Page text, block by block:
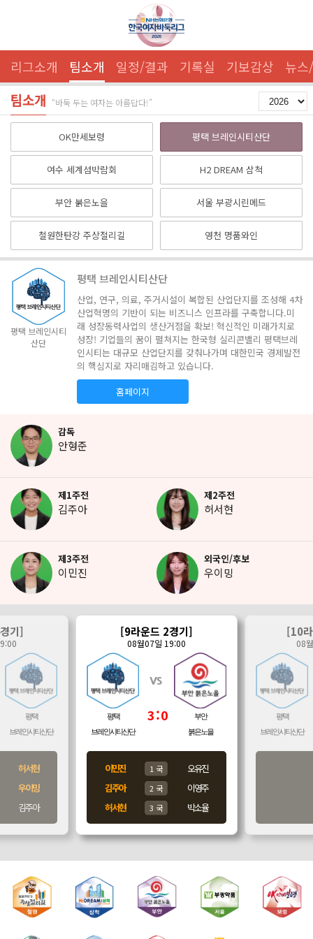
리그소개 팀소개 일정/결과 기록실 기보감상 뉴
팀소개 “바둑 두는 여자는 아름답다!”
OK만세보령 평택 브레인시티산단
여수 세계섬박람회 H2 DREAM 삼척
부안 붉은노을 서울 부광시린메드
철원한탄강 주상절리길 영천 명품와인
평택 브레인시티
산단
평택 브레인시티산단
산업, 연구, 의료, 주거시설이 복합된 산업단지를 조성해 4차
산업혁명의 기반이 되는 비즈니스 인프라를 구축합니다.미
래 성장동력사업의 생산거점을 확보! 혁신적인 미래가치로
성장! 기업들의 꿈이 펼쳐지는 한국형 실리콘밸리 평택브레
인시티는 대규모 산업단지를 갖춰나가며 대한민국 경제발전
의 핵심지로 자리매김하고 있습니다.
홈페이지
감독
안형준
제1주전
김주아
제2주전
허서현
제3주전
이민진
외국인/후보
우이밍
기]
평택
브레인시티산단
허서현
우이밍
김주아
[9라운드 2경기]
08월07일 19:00
평택
브레인시티산단
부안
붉은노을
3:0
이민진 1 국
오유진
김주아
2 국
이영주
허서현
3 국 박소율
[10
08
평택
브레인시티산단